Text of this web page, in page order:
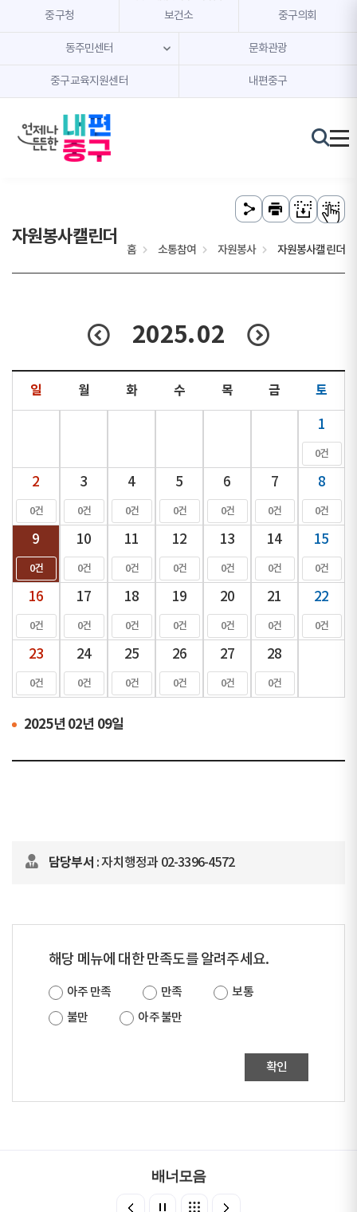
본문 내용 바로가기
주메뉴 바로가기
중구청 보건소 중구의회
동주민센터 문화관광
중구교육지원센터 내편중구
자원봉사캘린더
홈 소통참여 자원봉사 자원봉사캘린더
2025.02
일 월 화 수 목 금 토
1
0건
2
0건
3
0건
4
0건
5
0건
6
0건
7
0건
8
0건
9
0건
10
0건
11
0건
12
0건
13
0건
14
0건
15
0건
16
0건
17
0건
18
0건
19
0건
20
0건
21
0건
22
0건
23
0건
24
0건
25
0건
26
0건
27
0건
28
0건
2025년 02년 09일
담당부서 : 자치행정과 02-3396-4572
해당 메뉴에 대한 만족도를 알려주세요.
아주 만족 만족
보통
불만
아주 불만
확인
배너모음